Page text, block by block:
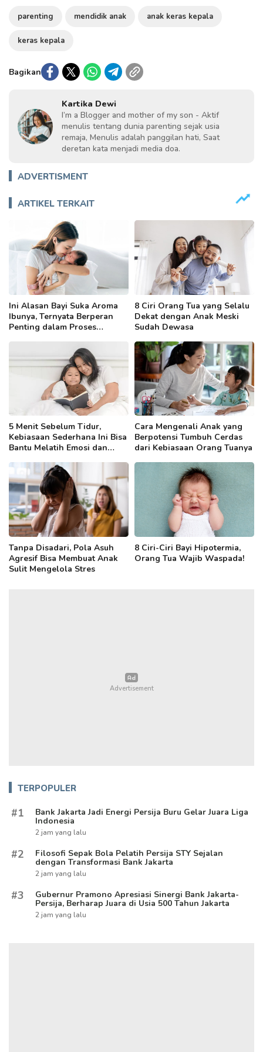
parenting mendidik anak anak keras kepala
keras kepala
Bagikan
Kartika Dewi
I’m a Blogger and mother of my son - Aktif
menulis tentang dunia parenting sejak usia
remaja, Menulis adalah panggilan hati, Saat
deretan kata menjadi media doa.
ADVERTISMENT
ARTIKEL TERKAIT
Ini Alasan Bayi Suka Aroma
Ibunya, Ternyata Berperan
Penting dalam Proses
8 Ciri Orang Tua yang Selalu
Dekat dengan Anak Meski
Sudah Dewasa
5 Menit Sebelum Tidur,
Kebiasaan Sederhana Ini Bisa
Bantu Melatih Emosi dan
Cara Mengenali Anak yang
Berpotensi Tumbuh Cerdas
dari Kebiasaan Orang Tuanya
Tanpa Disadari, Pola Asuh
Agresif Bisa Membuat Anak
Sulit Mengelola Stres
8 Ciri-Ciri Bayi Hipotermia,
Orang Tua Wajib Waspada!
TERPOPULER
#1 Bank Jakarta Jadi Energi Persija Buru Gelar Juara Liga
Indonesia
2 jam yang lalu
#2 Filosofi Sepak Bola Pelatih Persija STY Sejalan
dengan Transformasi Bank Jakarta
2 jam yang lalu
#3 Gubernur Pramono Apresiasi Sinergi Bank Jakarta-
Persija, Berharap Juara di Usia 500 Tahun Jakarta
2 jam yang lalu